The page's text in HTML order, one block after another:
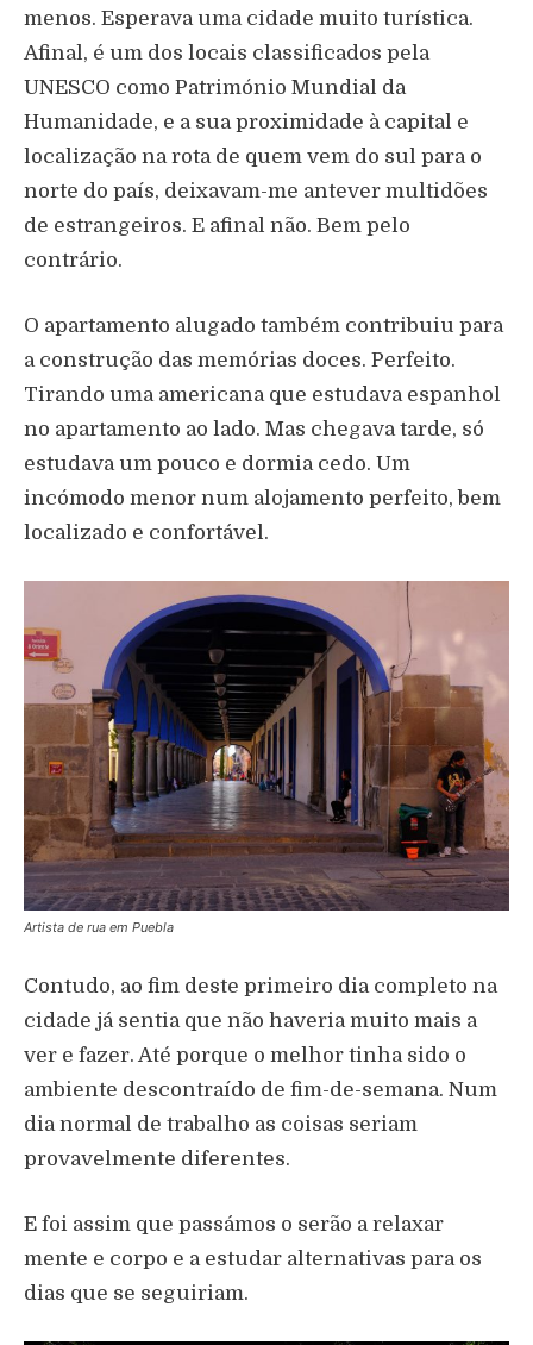
menos. Esperava uma cidade muito turística.
Afinal, é um dos locais classificados pela
UNESCO como Património Mundial da
Humanidade, e a sua proximidade à capital e
localização na rota de quem vem do sul para o
norte do país, deixavam-me antever multidões
de estrangeiros. E afinal não. Bem pelo
contrário.
O apartamento alugado também contribuiu para
a construção das memórias doces. Perfeito.
Tirando uma americana que estudava espanhol
no apartamento ao lado. Mas chegava tarde, só
estudava um pouco e dormia cedo. Um
incómodo menor num alojamento perfeito, bem
localizado e confortável.
Artista de rua em Puebla
Contudo, ao fim deste primeiro dia completo na
cidade já sentia que não haveria muito mais a
ver e fazer. Até porque o melhor tinha sido o
ambiente descontraído de fim-de-semana. Num
dia normal de trabalho as coisas seriam
provavelmente diferentes.
E foi assim que passámos o serão a relaxar
mente e corpo e a estudar alternativas para os
dias que se seguiriam.